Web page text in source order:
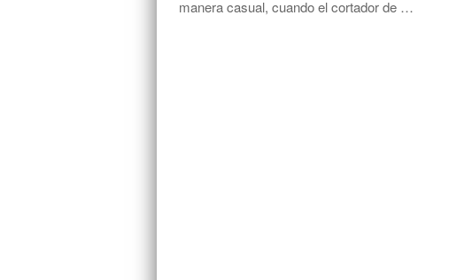
manera casual, cuando el cortador de …